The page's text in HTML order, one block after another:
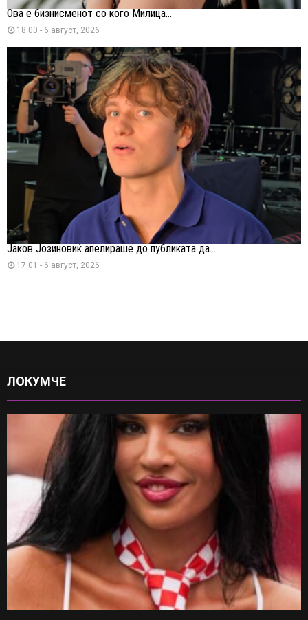
Ова е бизнисменот со кого Милица...
18:00 - 6 август, 2026
Јаков Јозиновиќ апелираше до публиката да...
17:01 - 6 август, 2026
ЛОКУМЧЕ